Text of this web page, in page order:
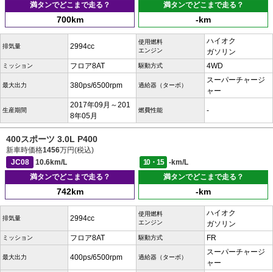
満タンでどこまで走る？
700km
満タンでどこまで走る？
-km
排気量 2994cc
使用燃料
エンジン
ハイオク
ガソリン
ミッション フロア8AT 駆動方式 4WD
最大出力 380ps/6500rpm 過給器（ターボ）
スーパーチャージ
ャー
生産期間
2017年09月～201
8年05月
燃費性能 -
400スポーツ 3.0L P400
新車時価格1456万円(税込)
JC08
10.6km/L 10・15
-km/L
満タンでどこまで走る？
742km
満タンでどこまで走る？
-km
排気量 2994cc
使用燃料
エンジン
ハイオク
ガソリン
ミッション フロア8AT 駆動方式 FR
最大出力 400ps/6500rpm 過給器（ターボ）
スーパーチャージ
ャー